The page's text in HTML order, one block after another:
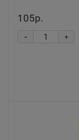
105р.
+
-